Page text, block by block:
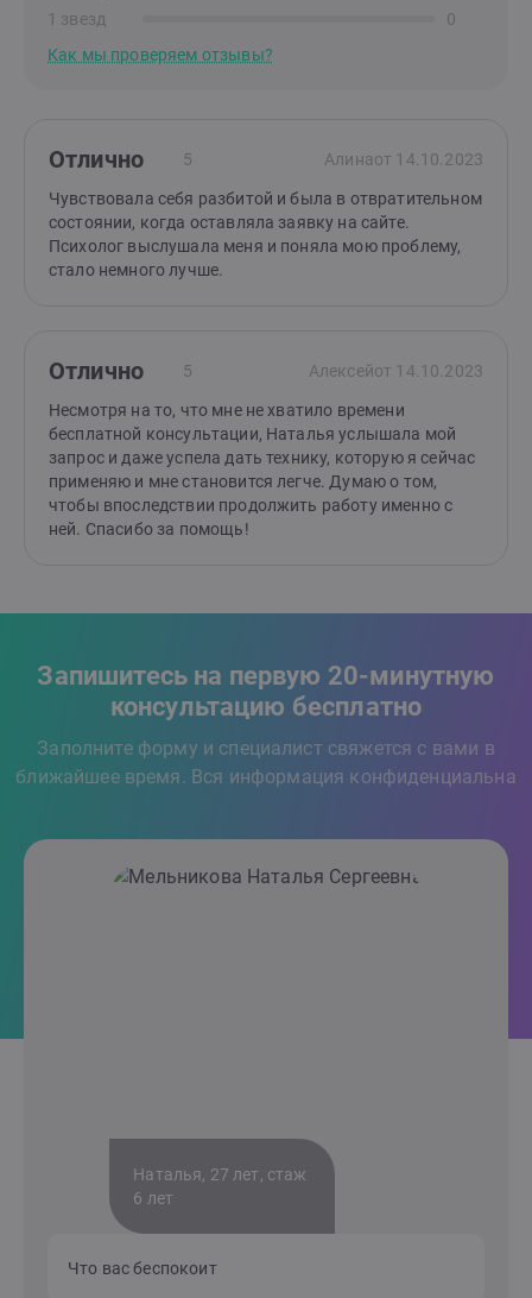
Как мы проверяем отзывы?
1 звезд
0
Отлично 5 Алинаот 14.10.2023
Чувствовала себя разбитой и была в отвратительном
состоянии, когда оставляла заявку на сайте.
Психолог выслушала меня и поняла мою проблему,
стало немного лучше.
Отлично 5 Алексейот 14.10.2023
Несмотря на то, что мне не хватило времени
бесплатной консультации, Наталья услышала мой
запрос и даже успела дать технику, которую я сейчас
применяю и мне становится легче. Думаю о том,
чтобы впоследствии продолжить работу именно с
ней. Спасибо за помощь!
Запишитесь на первую 20-минутную
консультацию бесплатно
Заполните форму и специалист свяжется с вами в
ближайшее время. Вся информация конфиденциальна
Наталья, 27 лет, стаж
6 лет
Что вас беспокоит